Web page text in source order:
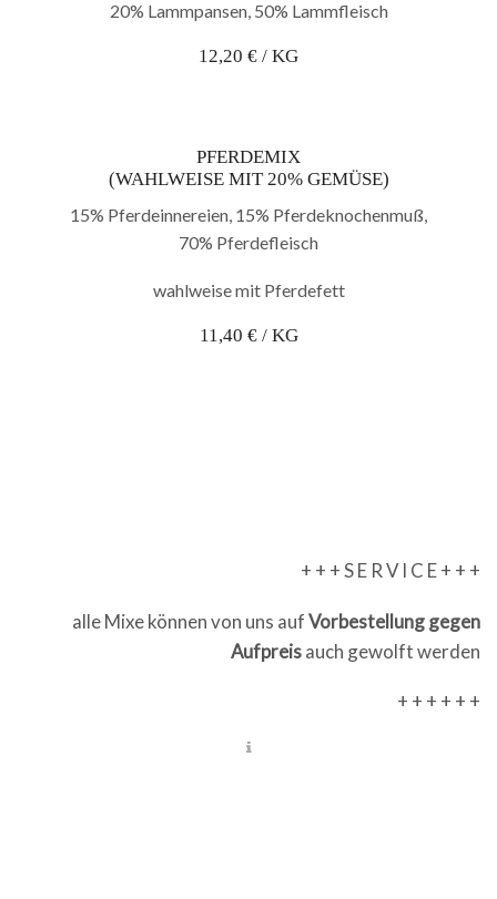
20% Lammpansen, 50% Lammfleisch
12,20 € / KG
PFERDEMIX
(WAHLWEISE MIT 20% GEMÜSE)
15% Pferdeinnereien, 15% Pferdeknochenmuß,
70% Pferdefleisch
wahlweise mit Pferdefett
11,40 € / KG
+ + + S E R V I C E + + +
alle Mixe können von uns aufVorbestellung gegen
Aufpreisauch gewolft werden
+ + + + + +